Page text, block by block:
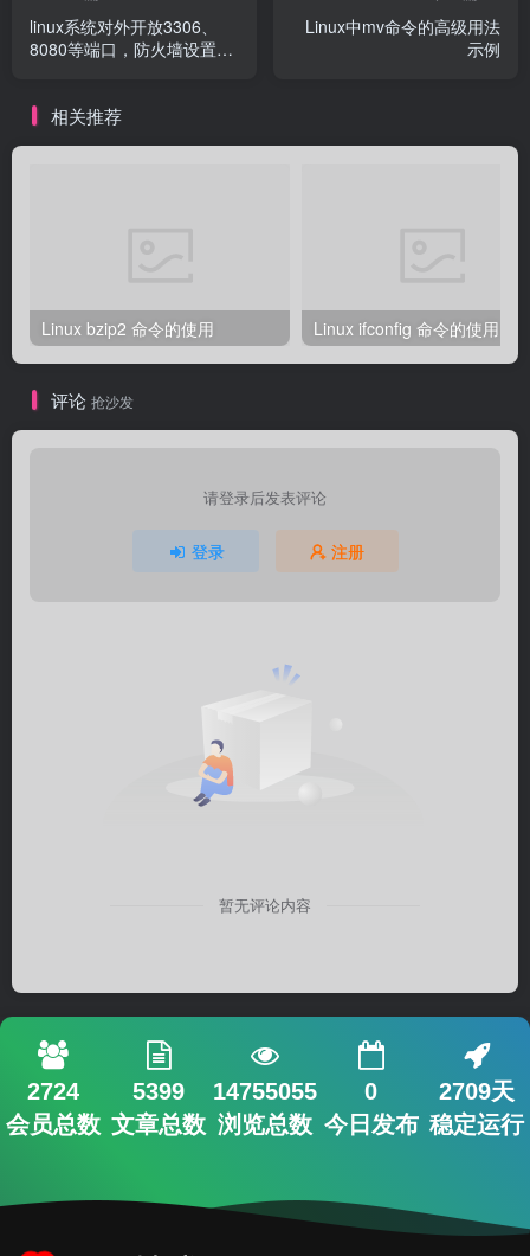
linux系统对外开放3306、
8080等端口，防火墙设置详
Linux中mv命令的高级用法
示例
相关推荐
Linux bzip2 命令的使用 Linux ifconfig 命令的使用
评论 抢沙发
请登录后发表评论
登录 注册
暂无评论内容
2724
会员总数
5399
文章总数
14755055
浏览总数
0
今日发布
2709天
稳定运行